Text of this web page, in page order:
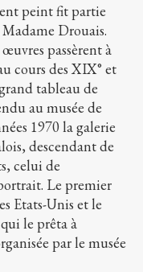
peint fit partie
Drouais.
passèrent à
cours des XIX° et
tableau de
au musée de
1970 la galerie
descendant de
celui de
Le premier
Etats-Unis et le
le prêta à
par le musée